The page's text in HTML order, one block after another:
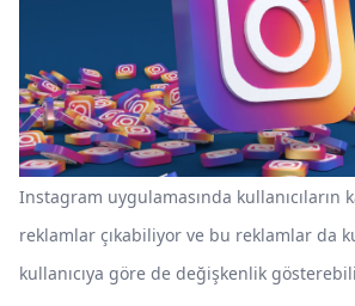
Instagram uygulamasında kullanıcıların
reklamlar çıkabiliyor ve bu reklamlar da
kullanıcıya göre de değişkenlik